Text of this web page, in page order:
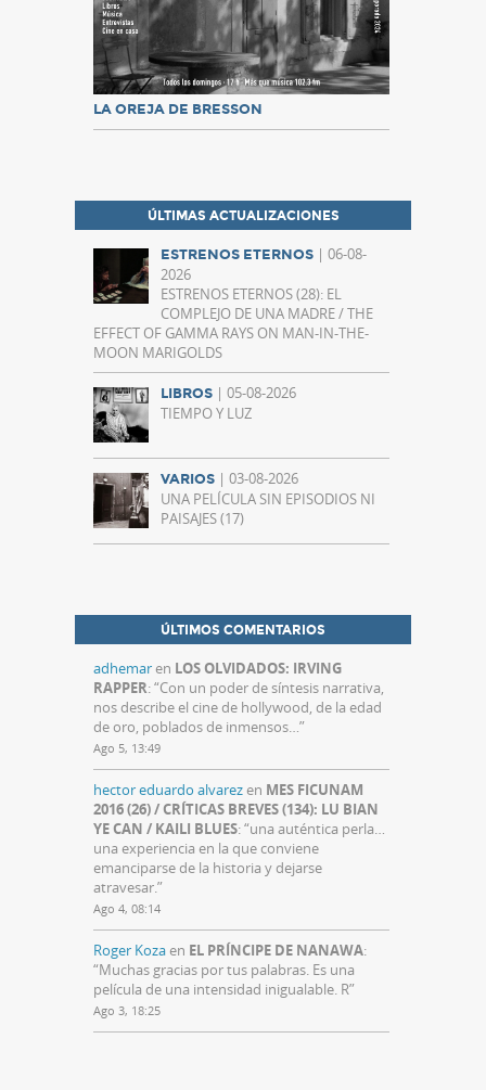
LA OREJA DE BRESSON
ÚLTIMAS ACTUALIZACIONES
ESTRENOS ETERNOS | 06-08-
2026
ESTRENOS ETERNOS (28): EL
COMPLEJO DE UNA MADRE / THE
EFFECT OF GAMMA RAYS ON MAN-IN-THE-
MOON MARIGOLDS
LIBROS | 05-08-2026
TIEMPO Y LUZ
VARIOS | 03-08-2026
UNA PELÍCULA SIN EPISODIOS NI
PAISAJES (17)
ÚLTIMOS COMENTARIOS
adhemaren LOS OLVIDADOS: IRVING
RAPPER: “Con un poder de síntesis narrativa,
nos describe el cine de hollywood, de la edad
de oro, poblados de inmensos…”
Ago 5, 13:49
hector eduardo alvarezen MES FICUNAM
2016 (26) / CRÍTICAS BREVES (134): LU BIAN
YE CAN / KAILI BLUES: “una auténtica perla…
una experiencia en la que conviene
emanciparse de la historia y dejarse
atravesar.”
Ago 4, 08:14
Roger Kozaen EL PRÍNCIPE DE NANAWA:
“Muchas gracias por tus palabras. Es una
película de una intensidad inigualable. R”
Ago 3, 18:25